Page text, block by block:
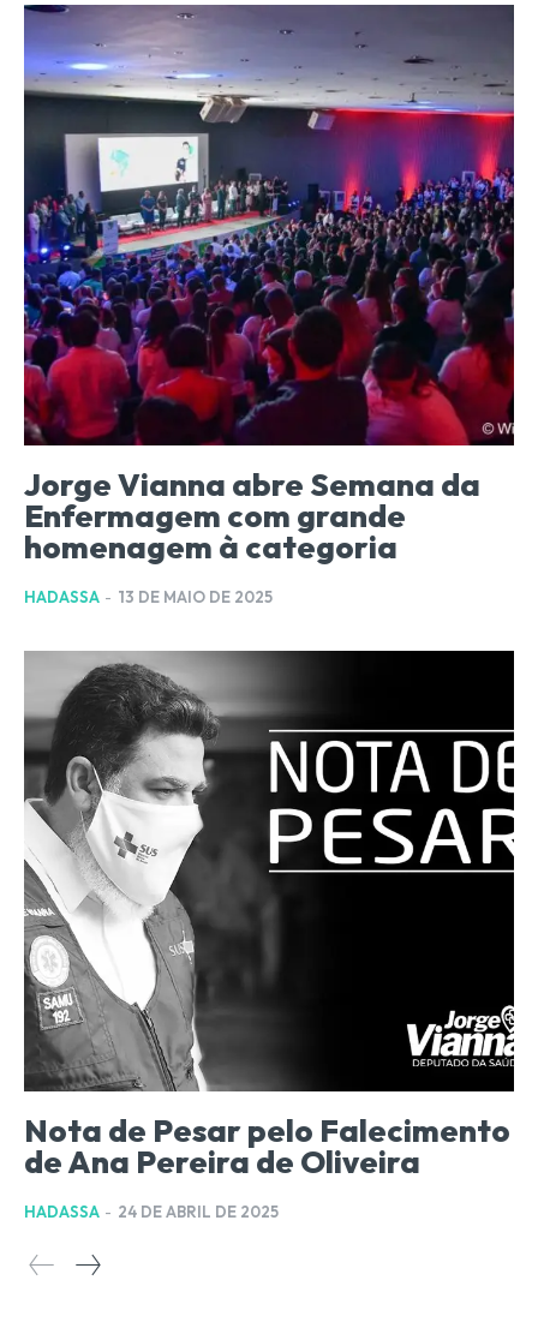
Jorge Vianna abre Semana da
Enfermagem com grande
homenagem à categoria
HADASSA - 13 DE MAIO DE 2025
Nota de Pesar pelo Falecimento
de Ana Pereira de Oliveira
HADASSA - 24 DE ABRIL DE 2025